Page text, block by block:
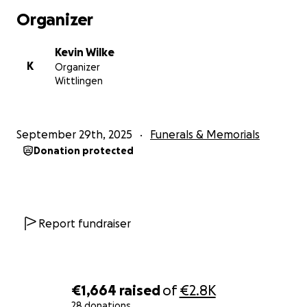
€1,664 raisedof€2.8K
Wahrscheinlichkeit, dass er es überhaupt lebendig
Durch das fast nicht vorhandene Fruchtwasser
(ausgelöst durch die fehlenden Nieren) und dem
Herzfehler, hätte jeder Tag sein letzter sein können.
gewissen Punkt unserer Perspektive ändern:
Wir versuchten die uns verbleibende Zeit zu
Unser Levi hielt durch, bis zur 39. Woche und verstarb
1520g voller Liebe und Schönheit. Sein
Todeszeitpunkt, der 06.09.2025 um etwa 19:52 Uhr.
Organizer
K
Kevin Wilke
Organizer
Wittlingen
September 29th, 2025 Funerals & Memorials
Donation protected
Report fundraiser